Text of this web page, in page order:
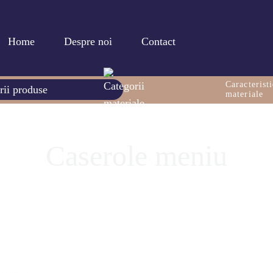
Home Despre noi
produse
Contact
materiale